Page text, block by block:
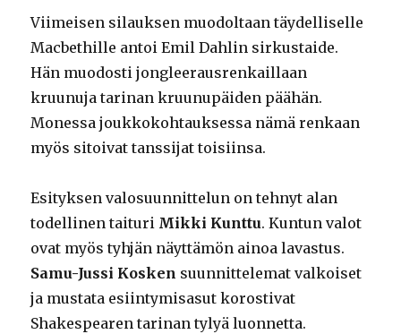
Viimeisen silauksen muodoltaan täydelliselle
Macbethille antoi Emil Dahlin sirkustaide.
Hän muodosti jongleerausrenkaillaan
kruunuja tarinan kruunupäiden päähän.
Monessa joukkokohtauksessa nämä renkaan
myös sitoivat tanssijat toisiinsa.
Esityksen valosuunnittelun on tehnyt alan
todellinen taituri Mikki Kunttu. Kuntun valot
ovat myös tyhjän näyttämön ainoa lavastus.
Samu-Jussi Kosken suunnittelemat valkoiset
ja mustata esiintymisasut korostivat
Shakespearen tarinan tylyä luonnetta.